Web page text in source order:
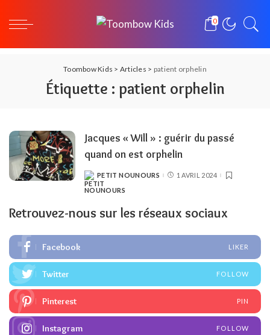
0
Toombow Kids > Articles > patient orphelin
Étiquette : patient orphelin
Jacques « Will » : guérir du passé
quand on est orphelin
POSTED
BY
PETIT NOUNOURS 1 AVRIL 2024
Retrouvez-nous sur les réseaux sociaux
Facebook LIKER
Twitter FOLLOW
Pinterest PIN
Instagram FOLLOW